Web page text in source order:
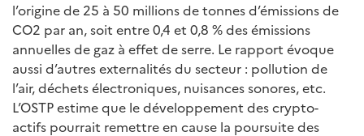
l’origine de 25 à 50 millions de tonnes d’émissions de
CO2 par an, soit entre 0,4 et 0,8 % des émissions
annuelles de gaz à effet de serre. Le rapport évoque
aussi d’autres externalités du secteur : pollution de
l’air, déchets électroniques, nuisances sonores, etc.
L’OSTP estime que le développement des crypto-
actifs pourrait remettre en cause la poursuite des